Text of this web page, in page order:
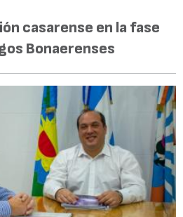
casarense en la fase
Bonaerenses